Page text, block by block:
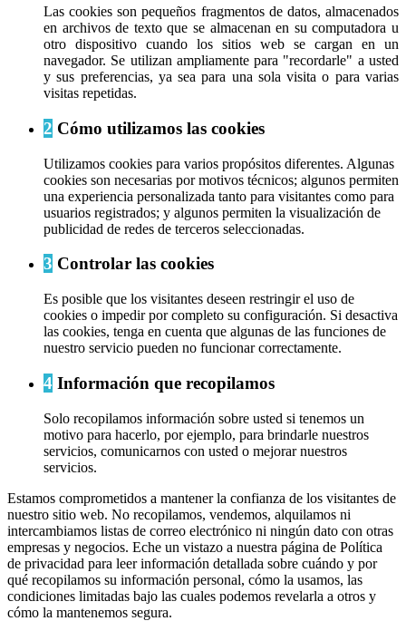
Las cookies son pequeños fragmentos de datos, almacenados
en archivos de texto que se almacenan en su computadora u
otro dispositivo cuando los sitios web se cargan en un
navegador. Se utilizan ampliamente para "recordarle" a usted
y sus preferencias, ya sea para una sola visita o para varias
visitas repetidas.
2 Cómo utilizamos las cookies
Utilizamos cookies para varios propósitos diferentes. Algunas
cookies son necesarias por motivos técnicos; algunos permiten
una experiencia personalizada tanto para visitantes como para
usuarios registrados; y algunos permiten la visualización de
publicidad de redes de terceros seleccionadas.
3 Controlar las cookies
Es posible que los visitantes deseen restringir el uso de
cookies o impedir por completo su configuración. Si desactiva
las cookies, tenga en cuenta que algunas de las funciones de
nuestro servicio pueden no funcionar correctamente.
4 Información que recopilamos
Solo recopilamos información sobre usted si tenemos un
motivo para hacerlo, por ejemplo, para brindarle nuestros
servicios, comunicarnos con usted o mejorar nuestros
servicios.
Estamos comprometidos a mantener la confianza de los visitantes de
nuestro sitio web. No recopilamos, vendemos, alquilamos ni
intercambiamos listas de correo electrónico ni ningún dato con otras
empresas y negocios. Eche un vistazo a nuestra página de Política
de privacidad para leer información detallada sobre cuándo y por
qué recopilamos su información personal, cómo la usamos, las
condiciones limitadas bajo las cuales podemos revelarla a otros y
cómo la mantenemos segura.